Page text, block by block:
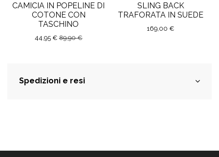
CAMICIA IN POPELINE DI
COTONE CON
TASCHINO
44,95 €89,90 €
SLING BACK
TRAFORATA IN SUEDE
169,00 €
Spedizioni e resi